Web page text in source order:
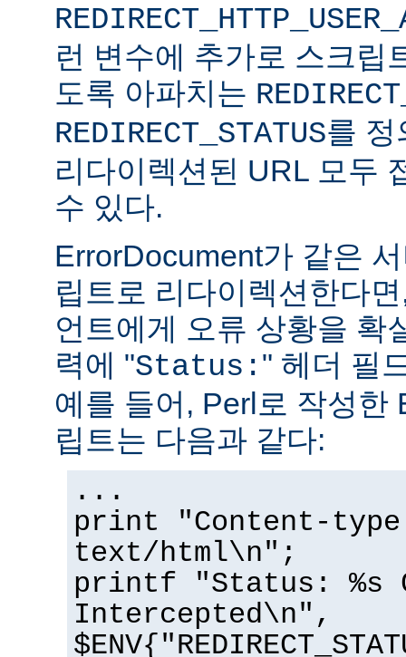
런 변수에 추가로 스크립
도록 아파치는
REDIRECT_STATUS를 정
리다이렉션된 URL 모두
수 있다.
ErrorDocument가 같은
립트로 리다이렉션한다
언트에게 오류 상황을 확
력에 "Status: " 헤더 필
예를 들어, Perl로 작성한
립트는 다음과 같다:
...
print "Content-
text/html\n";
printf "Status: %s
Intercepted\n",